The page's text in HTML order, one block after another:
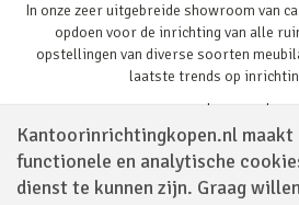
Kantoorinrichtingkopen.nl maakt
functionele en analytische
dienst te kunnen zijn. Graag
In onze zeer uitgebreide showroom van
opdoen voor de inrichting van alle
opstellingen van diverse soorten
laatste trends op
Lees verder